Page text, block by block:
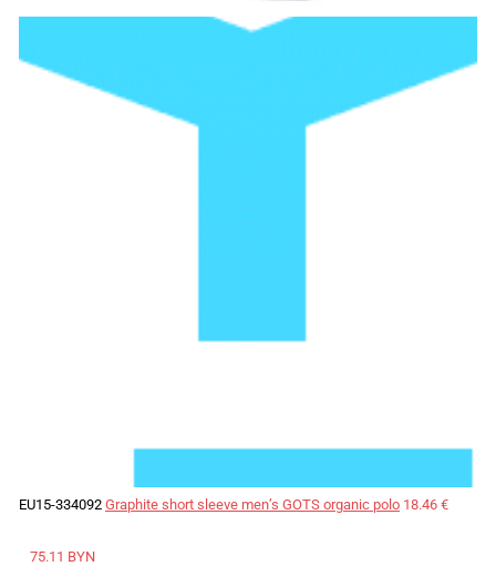
EU15-334092 Graphite short sleeve men’s GOTS organic polo 18.46 €
75.11 BYN